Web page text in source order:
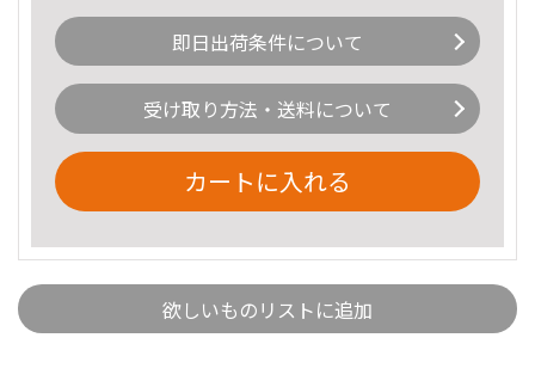
即日出荷条件について
受け取り方法・送料について
カートに入れる
欲しいものリストに追加